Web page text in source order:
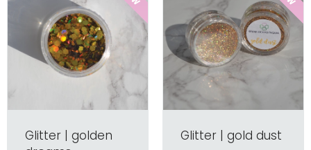
Glitter | golden
Glitter | gold dust